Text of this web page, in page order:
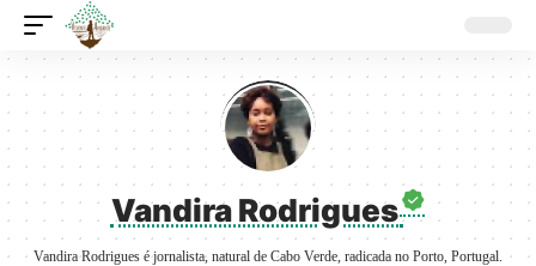
Vandira Rodrigues
Vandira Rodrigues é jornalista, natural de Cabo Verde, radicada no Porto, Portugal.